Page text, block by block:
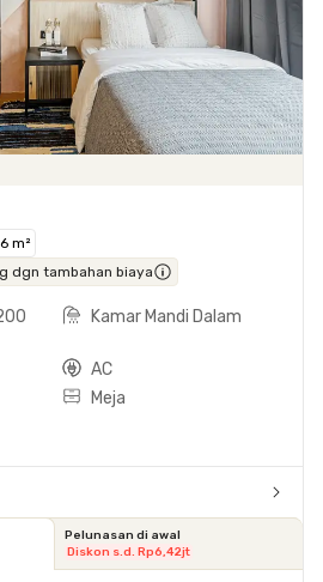
m²
dgn tambahan biaya
Kamar Mandi Dalam
AC
Meja
Pelunasan di awal
Diskon s.d. Rp6,42jt